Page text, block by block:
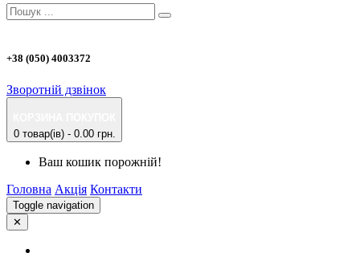
+38 (050) 4003372
Зворотній дзвінок
0 товар(ів) - 0.00 грн.
Ваш кошик порожній!
Головна Акція Контакти
Toggle navigation
✕